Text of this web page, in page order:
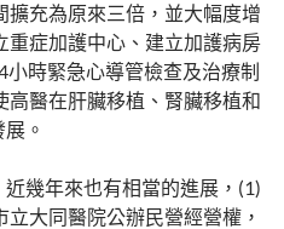
擴充為原來三倍，並大幅度增
重症加護中心、建立加護病房
時緊急心導管檢查及治療制
高醫在肝臟移植、腎臟移植和
。
幾年來也有相當的進展，(1)
大同醫院公辦民營經營權，